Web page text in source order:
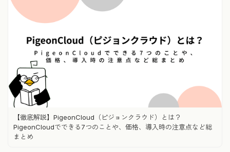
【徹底解説】PigeonCloud（ピジョンクラウド）とは？
PigeonCloudでできる7つのことや、価格、導入時の注意点など総
まとめ